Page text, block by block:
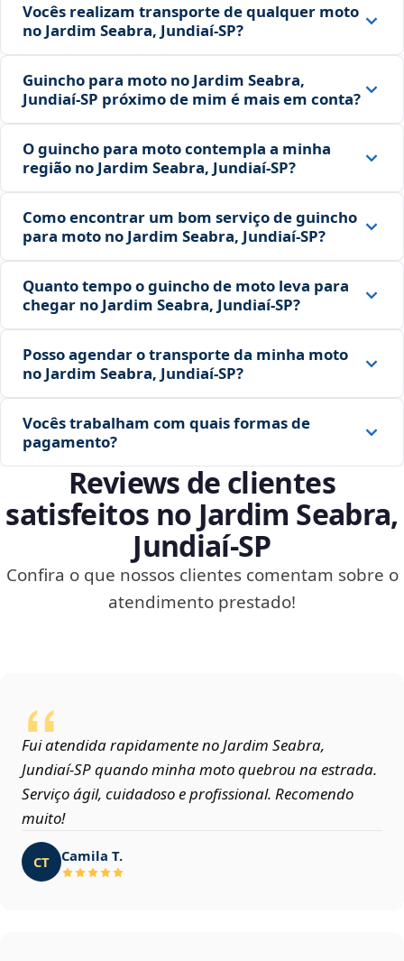
Vocês realizam transporte de qualquer moto
no Jardim Seabra, Jundiaí‑SP?
Guincho para moto no Jardim Seabra,
Jundiaí‑SP próximo de mim é mais em conta?
O guincho para moto contempla a minha
região no Jardim Seabra, Jundiaí‑SP?
Como encontrar um bom serviço de guincho
para moto no Jardim Seabra, Jundiaí‑SP?
Quanto tempo o guincho de moto leva para
chegar no Jardim Seabra, Jundiaí‑SP?
Posso agendar o transporte da minha moto
no Jardim Seabra, Jundiaí‑SP?
Vocês trabalham com quais formas de
pagamento?
Reviews de clientes
satisfeitos no Jardim Seabra,
Jundiaí‑SP
Confira o que nossos clientes comentam sobre o
atendimento prestado!
Fui atendida rapidamente no Jardim Seabra,
Jundiaí‑SP quando minha moto quebrou na estrada.
Serviço ágil, cuidadoso e profissional. Recomendo
muito!
CT Camila T.